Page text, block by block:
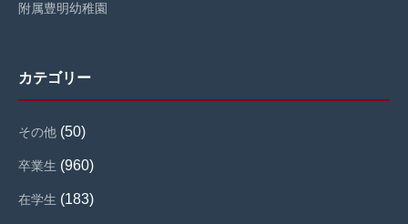
附属豊明幼稚園
カテゴリー
その他 (50)
卒業生 (960)
在学生 (183)